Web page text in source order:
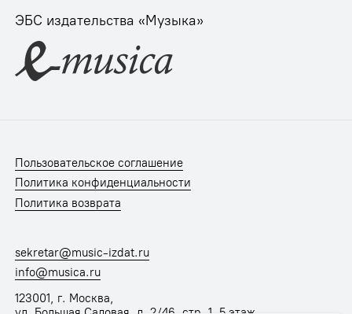
ЭБС издательства «Музыка»
Пользовательское соглашение
Политика конфиденциальности
Политика возврата
sekretar@music-izdat.ru
info@musica.ru
123001, г. Москва,